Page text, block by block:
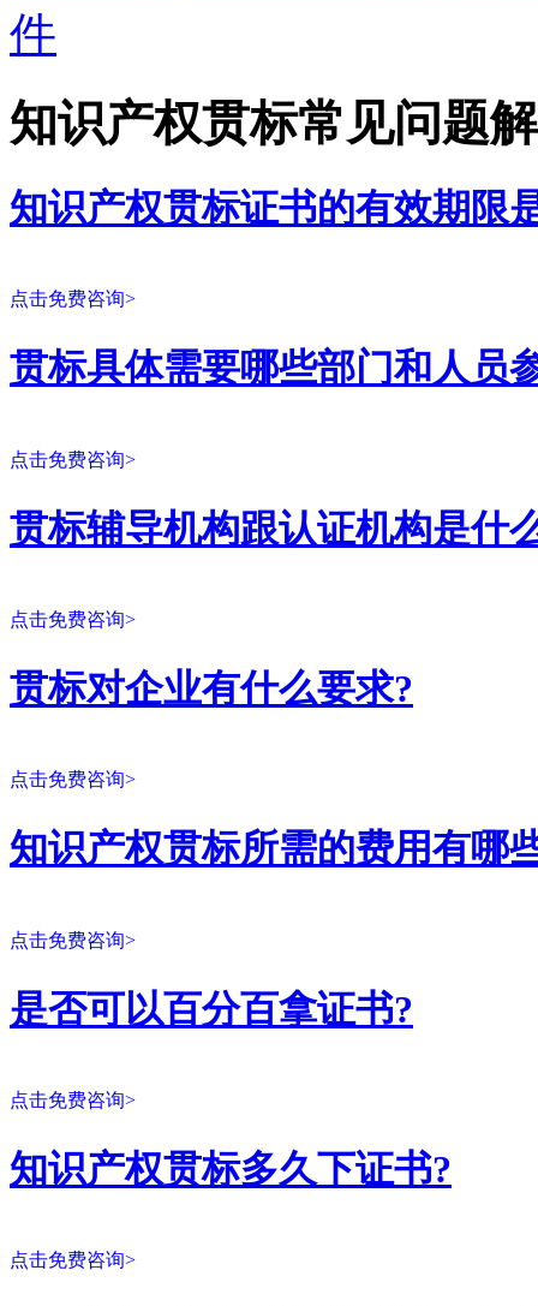
件
知识产权贯标常见问题
知识产权贯标证书的有效期限
点击免费咨询>
贯标具体需要哪些部门和人员
点击免费咨询>
贯标辅导机构跟认证机构是什
点击免费咨询>
贯标对企业有什么要求?
点击免费咨询>
知识产权贯标所需的费用有哪
点击免费咨询>
是否可以百分百拿证书?
点击免费咨询>
知识产权贯标多久下证书?
点击免费咨询>